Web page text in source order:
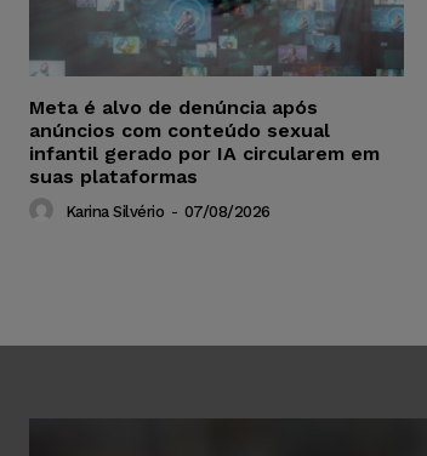
Meta é alvo de denúncia após
anúncios com conteúdo sexual
infantil gerado por IA circularem em
suas plataformas
Karina Silvério - 07/08/2026